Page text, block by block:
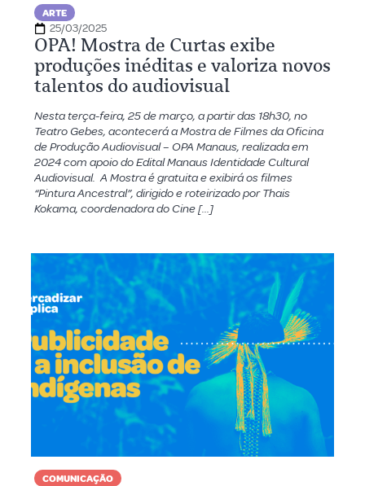
ARTE
25/03/2025
OPA! Mostra de Curtas exibe
produções inéditas e valoriza novos
talentos do audiovisual
Nesta terça-feira, 25 de março, a partir das 18h30, no
Teatro Gebes, acontecerá a Mostra de Filmes da Oficina
de Produção Audiovisual – OPA Manaus, realizada em
2024 com apoio do Edital Manaus Identidade Cultural
Audiovisual. A Mostra é gratuita e exibirá os filmes
“Pintura Ancestral”, dirigido e roteirizado por Thais
Kokama, coordenadora do Cine […]
COMUNICAÇÃO